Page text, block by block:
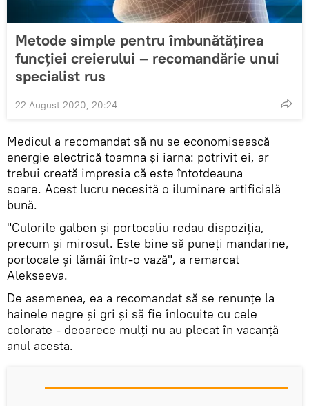
Metode simple pentru îmbunătățirea
funcției creierului – recomandărie unui
specialist rus
22 August 2020, 20:24
Medicul a recomandat să nu se economisească
energie electrică toamna și iarna: potrivit ei, ar
trebui creată impresia că este întotdeauna
soare. Acest lucru necesită o iluminare artificială
bună.
"Culorile galben și portocaliu redau dispoziția,
precum și mirosul. Este bine să puneți mandarine,
portocale și lămâi într-o vază", a remarcat
Alekseeva.
De asemenea, ea a recomandat să se renunțe la
hainele negre și gri și să fie înlocuite cu cele
colorate - deoarece mulți nu au plecat în vacanță
anul acesta.